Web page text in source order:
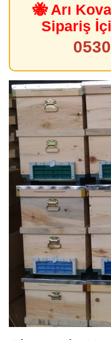
🐝 Arı
Sipariş